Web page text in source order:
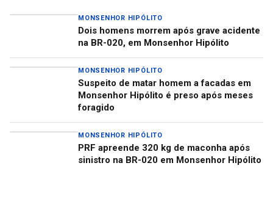
MONSENHOR HIPÓLITO
Dois homens morrem após grave acidente
na BR-020, em Monsenhor Hipólito
MONSENHOR HIPÓLITO
Suspeito de matar homem a facadas em
Monsenhor Hipólito é preso após meses
foragido
MONSENHOR HIPÓLITO
PRF apreende 320 kg de maconha após
sinistro na BR-020 em Monsenhor Hipólito